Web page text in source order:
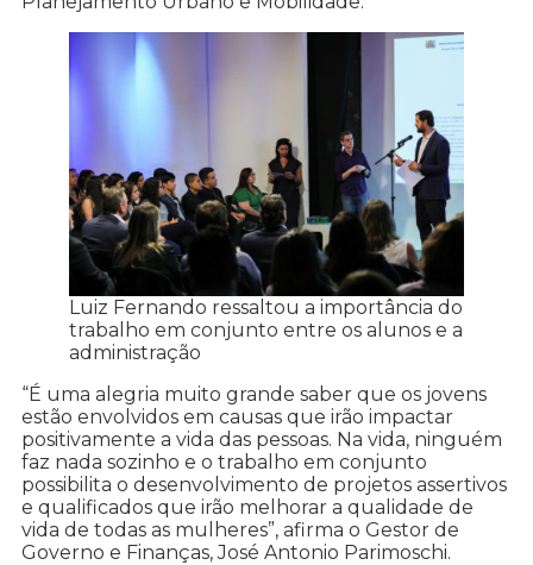
Luiz Fernando ressaltou a importância do
trabalho em conjunto entre os alunos e a
administração
“É uma alegria muito grande saber que os jovens
estão envolvidos em causas que irão impactar
positivamente a vida das pessoas. Na vida, ninguém
faz nada sozinho e o trabalho em conjunto
possibilita o desenvolvimento de projetos assertivos
e qualificados que irão melhorar a qualidade de
vida de todas as mulheres”, afirma o Gestor de
Governo e Finanças, José Antonio Parimoschi.